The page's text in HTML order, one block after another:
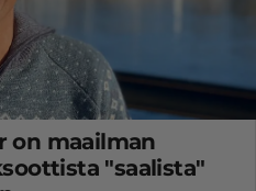
on maailman
"saalista"